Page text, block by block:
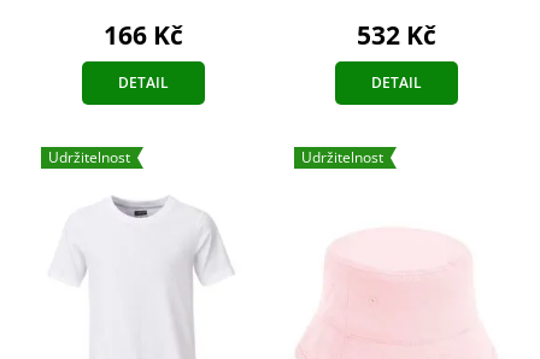
166 Kč
DETAIL
532 Kč
DETAIL
Udržitelnost Udržitelnost